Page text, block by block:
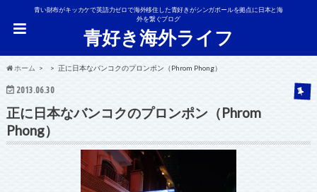
青い財布がキッカケで英語力ゼロで海外移住した青好きがシンガポールを拠点に日本と海
外を繋ぐブログ
青好き海外ライフ
ホーム 正に日本なバンコクのプロンポン（Phrom Phong）
2013.06.30
正に日本なバンコクのプロンポン（Phrom
Phong）